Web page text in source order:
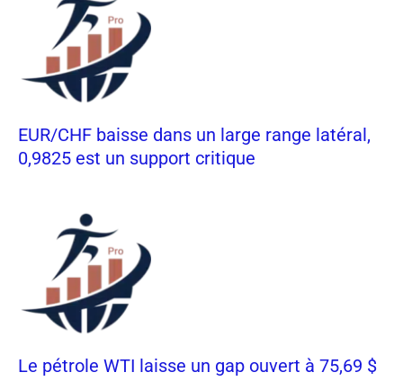
EUR/CHF baisse dans un large range latéral,
0,9825 est un support critique
Le pétrole WTI laisse un gap ouvert à 75,69 $